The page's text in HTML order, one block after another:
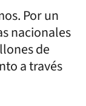
Por un
nacionales
de
a través